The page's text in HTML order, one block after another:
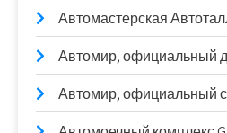
Автомастерская
Автомир, официальный
Автомир, официальный